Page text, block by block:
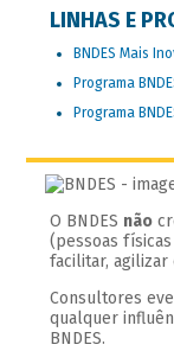
LINHAS E
BNDES Mais
Programa
Programa
O BNDES não
(pessoas
facilitar,
Consultores
qualquer
BNDES.